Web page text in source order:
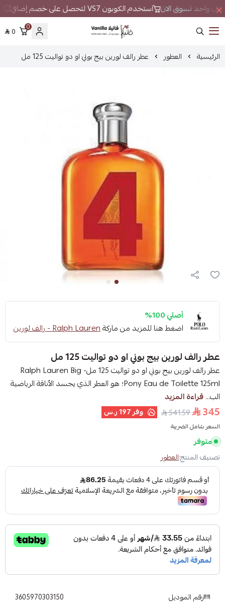
واحد تسوق الان استخدم الكوبون VS7 لتحصل على خصم إضافي
فانيلا
0
0
الرئيسية العطور عطر رالف لورين بيج بوني او دو تواليت 125 مل
أصلي 100%
اضغط هنا للمزيد من ماركةRalph Lauren - رالف لورين
عطر رالف لورين بيج بوني او دو تواليت 125 مل
عطر رالف لورين بيج بوني او دو تواليت 125 مل- Ralph Lauren Big
Pony Eau de Toilette 125ml؛ هو العطر الذي يجسد الأناقة الرياضية
الب...قراءة المزيد
345
541.59 وفر197 ر.س
السعر شامل الضريبة
متوفر
تصنيف المنتج:العطور
رقم الموديل 3605970303150